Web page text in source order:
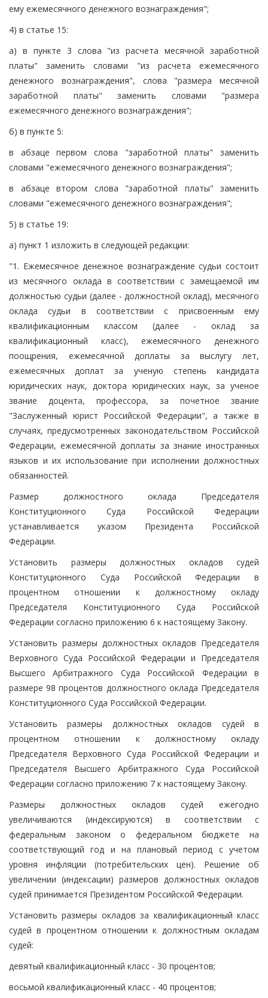
ему ежемесячного денежного вознаграждения";
4) в статье 15:
а) в пункте 3 слова "из расчета месячной заработной
платы" заменить словами "из расчета ежемесячного
денежного вознаграждения", слова "размера месячной
заработной платы" заменить словами "размера
ежемесячного денежного вознаграждения";
б) в пункте 5:
в абзаце первом слова "заработной платы" заменить
словами "ежемесячного денежного вознаграждения";
в абзаце втором слова "заработной платы" заменить
словами "ежемесячного денежного вознаграждения";
5) в статье 19:
а) пункт 1 изложить в следующей редакции:
"1. Ежемесячное денежное вознаграждение судьи состоит
из месячного оклада в соответствии с замещаемой им
должностью судьи (далее - должностной оклад), месячного
оклада судьи в соответствии с присвоенным ему
квалификационным классом (далее - оклад за
квалификационный класс), ежемесячного денежного
поощрения, ежемесячной доплаты за выслугу лет,
ежемесячных доплат за ученую степень кандидата
юридических наук, доктора юридических наук, за ученое
звание доцента, профессора, за почетное звание
"Заслуженный юрист Российской Федерации", а также в
случаях, предусмотренных законодательством Российской
Федерации, ежемесячной доплаты за знание иностранных
языков и их использование при исполнении должностных
обязанностей.
Размер должностного оклада Председателя
Конституционного Суда Российской Федерации
устанавливается указом Президента Российской
Федерации.
Установить размеры должностных окладов судей
Конституционного Суда Российской Федерации в
процентном отношении к должностному окладу
Председателя Конституционного Суда Российской
Федерации согласно приложению 6 к настоящему Закону.
Установить размеры должностных окладов Председателя
Верховного Суда Российской Федерации и Председателя
Высшего Арбитражного Суда Российской Федерации в
размере 98 процентов должностного оклада Председателя
Конституционного Суда Российской Федерации.
Установить размеры должностных окладов судей в
процентном отношении к должностному окладу
Председателя Верховного Суда Российской Федерации и
Председателя Высшего Арбитражного Суда Российской
Федерации согласно приложению 7 к настоящему Закону.
Размеры должностных окладов судей ежегодно
увеличиваются (индексируются) в соответствии с
федеральным законом о федеральном бюджете на
соответствующий год и на плановый период с учетом
уровня инфляции (потребительских цен). Решение об
увеличении (индексации) размеров должностных окладов
судей принимается Президентом Российской Федерации.
Установить размеры окладов за квалификационный класс
судей в процентном отношении к должностным окладам
судей:
девятый квалификационный класс - 30 процентов;
восьмой квалификационный класс - 40 процентов;